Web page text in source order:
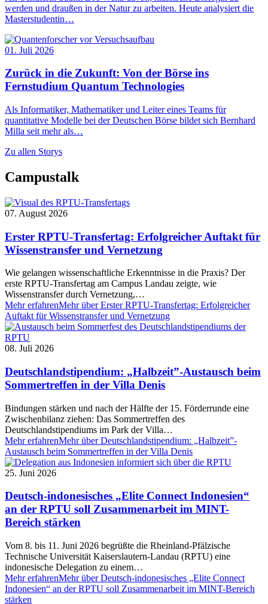
werden und draußen in der Natur zu arbeiten. Heute analysiert die
Masterstudentin…
01. Juli 2026
Zurück in die Zukunft: Von der Börse ins
Fernstudium Quantum Technologies
Als Informatiker, Mathematiker und Leiter eines Teams für
quantitative Modelle bei der Deutschen Börse bildet sich Bernhard
Milla seit mehr als…
Zu allen Storys
Campustalk
07. August 2026
Erster RPTU-Transfertag: Erfolgreicher Auftakt für
Wissenstransfer und Vernetzung
Wie gelangen wissenschaftliche Erkenntnisse in die Praxis? Der
erste RPTU-Transfertag am Campus Landau zeigte, wie
Wissenstransfer durch Vernetzung,…
Mehr erfahrenMehr über Erster RPTU-Transfertag: Erfolgreicher
Auftakt für Wissenstransfer und Vernetzung
08. Juli 2026
Deutschlandstipendium: „Halbzeit”-Austausch beim
Sommertreffen in der Villa Denis
Bindungen stärken und nach der Hälfte der 15. Förderrunde eine
Zwischenbilanz ziehen: Das Sommertreffen des
Deutschlandstipendiums im Park der Villa…
Mehr erfahrenMehr über Deutschlandstipendium: „Halbzeit”-
Austausch beim Sommertreffen in der Villa Denis
25. Juni 2026
Deutsch-indonesisches „Elite Connect Indonesien“
an der RPTU soll Zusammenarbeit im MINT-
Bereich stärken
Vom 8. bis 11. Juni 2026 begrüßte die Rheinland-Pfälzische
Technische Universität Kaiserslautern-Landau (RPTU) eine
indonesische Delegation zu einem…
Mehr erfahrenMehr über Deutsch-indonesisches „Elite Connect
Indonesien“ an der RPTU soll Zusammenarbeit im MINT-Bereich
stärken